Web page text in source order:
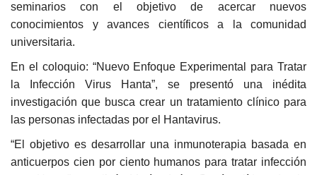
seminarios con el objetivo de acercar nuevos
conocimientos y avances científicos a la comunidad
universitaria.
En el coloquio: “Nuevo Enfoque Experimental para Tratar
la Infección Virus Hanta”, se presentó una inédita
investigación que busca crear un tratamiento clínico para
las personas infectadas por el Hantavirus.
“El objetivo es desarrollar una inmunoterapia basada en
anticuerpos cien por ciento humanos para tratar infección